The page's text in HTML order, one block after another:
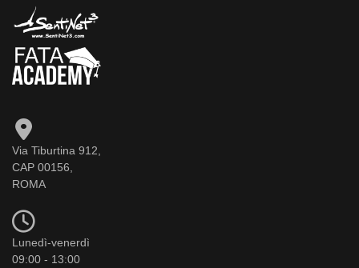
Via Tiburtina 912,
CAP 00156,
ROMA
Lunedì-venerdì
09:00 - 13:00